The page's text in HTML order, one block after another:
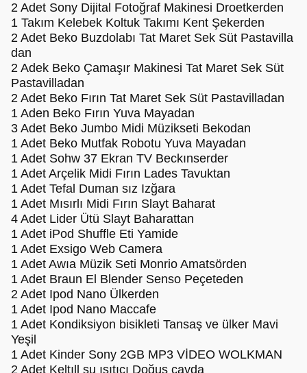
2 Adet Sony Dijital Fotoğraf Makinesi Droetkerden
1 Takım Kelebek Koltuk Takımı Kent Şekerden
2 Adet Beko Buzdolabı Tat Maret Sek Süt Pastavilla
dan
2 Adek Beko Çamaşır Makinesi Tat Maret Sek Süt
Pastavilladan
2 Adet Beko Fırın Tat Maret Sek Süt Pastavilladan
1 Aden Beko Fırın Yuva Mayadan
3 Adet Beko Jumbo Midi Müzikseti Bekodan
1 Adet Beko Mutfak Robotu Yuva Mayadan
1 Adet Sohw 37 Ekran TV Beckınserder
1 Adet Arçelik Midi Fırın Lades Tavuktan
1 Adet Tefal Duman sız Izğara
1 Adet Mısırlı Midi Fırın Slayt Baharat
4 Adet Lider Ütü Slayt Baharattan
1 Adet iPod Shuffle Eti Yamide
1 Adet Exsigo Web Camera
1 Adet Awıa Müzik Seti Monrio Amatsörden
1 Adet Braun El Blender Senso Peçeteden
2 Adet Ipod Nano Ülkerden
1 Adet Ipod Nano Maccafe
1 Adet Kondiksiyon bisikleti Tansaş ve ülker Mavi
Yeşil
1 Adet Kinder Sony 2GB MP3 VİDEO WOLKMAN
2 Adet Keltıll su ısıtıcı Doğuş çayda